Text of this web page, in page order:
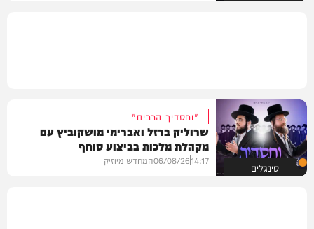
סינגלים
"וחסדיך הרבים"
שרוליק ברזל ואברימי מושקוביץ עם
מקהלת מלכות בביצוע סוחף
14:17
06/08/26המחדש מיוזיק